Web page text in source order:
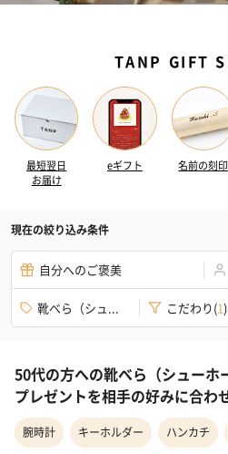
TANP GIFT
最短翌日
お届け
eギフト 名前の刻印
現在の絞り込み条件
自分へのご褒美
靴べら（シュ... こだわり(1)
50代の方への靴べら（シューホ
プレゼントを相手の好みに合わ
腕時計 キーホルダー ハンカチ